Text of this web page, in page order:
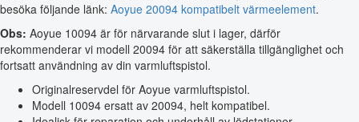
besöka följande länk: Aoyue 20094 kompatibelt värmeelement.
Obs: Aoyue 10094 är för närvarande slut i lager, därför
rekommenderar vi modell 20094 för att säkerställa tillgänglighet och
fortsatt användning av din varmluftspistol.
Originalreservdel för Aoyue varmluftspistol.
Modell 10094 ersatt av 20094, helt kompatibel.